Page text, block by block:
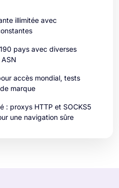
illimitée avec
pays avec diverses
accès mondial, tests
marque
: proxys HTTP et SOCKS5
une navigation sûre